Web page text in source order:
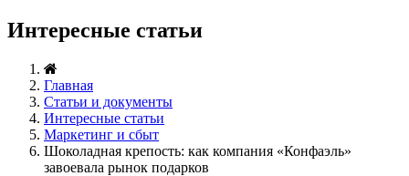
Интересные статьи
Главная
Статьи и документы
Интересные статьи
Маркетинг и сбыт
Шоколадная крепость: как компания «Конфаэль»
завоевала рынок подарков